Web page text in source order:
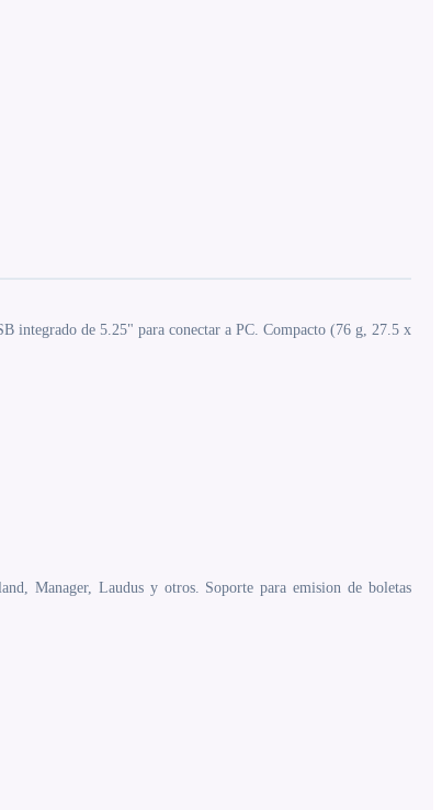
integrado de 5.25" para conectar a PC. Compacto (76 g, 27.5 x
Manager, Laudus y otros. Soporte para emision de boletas